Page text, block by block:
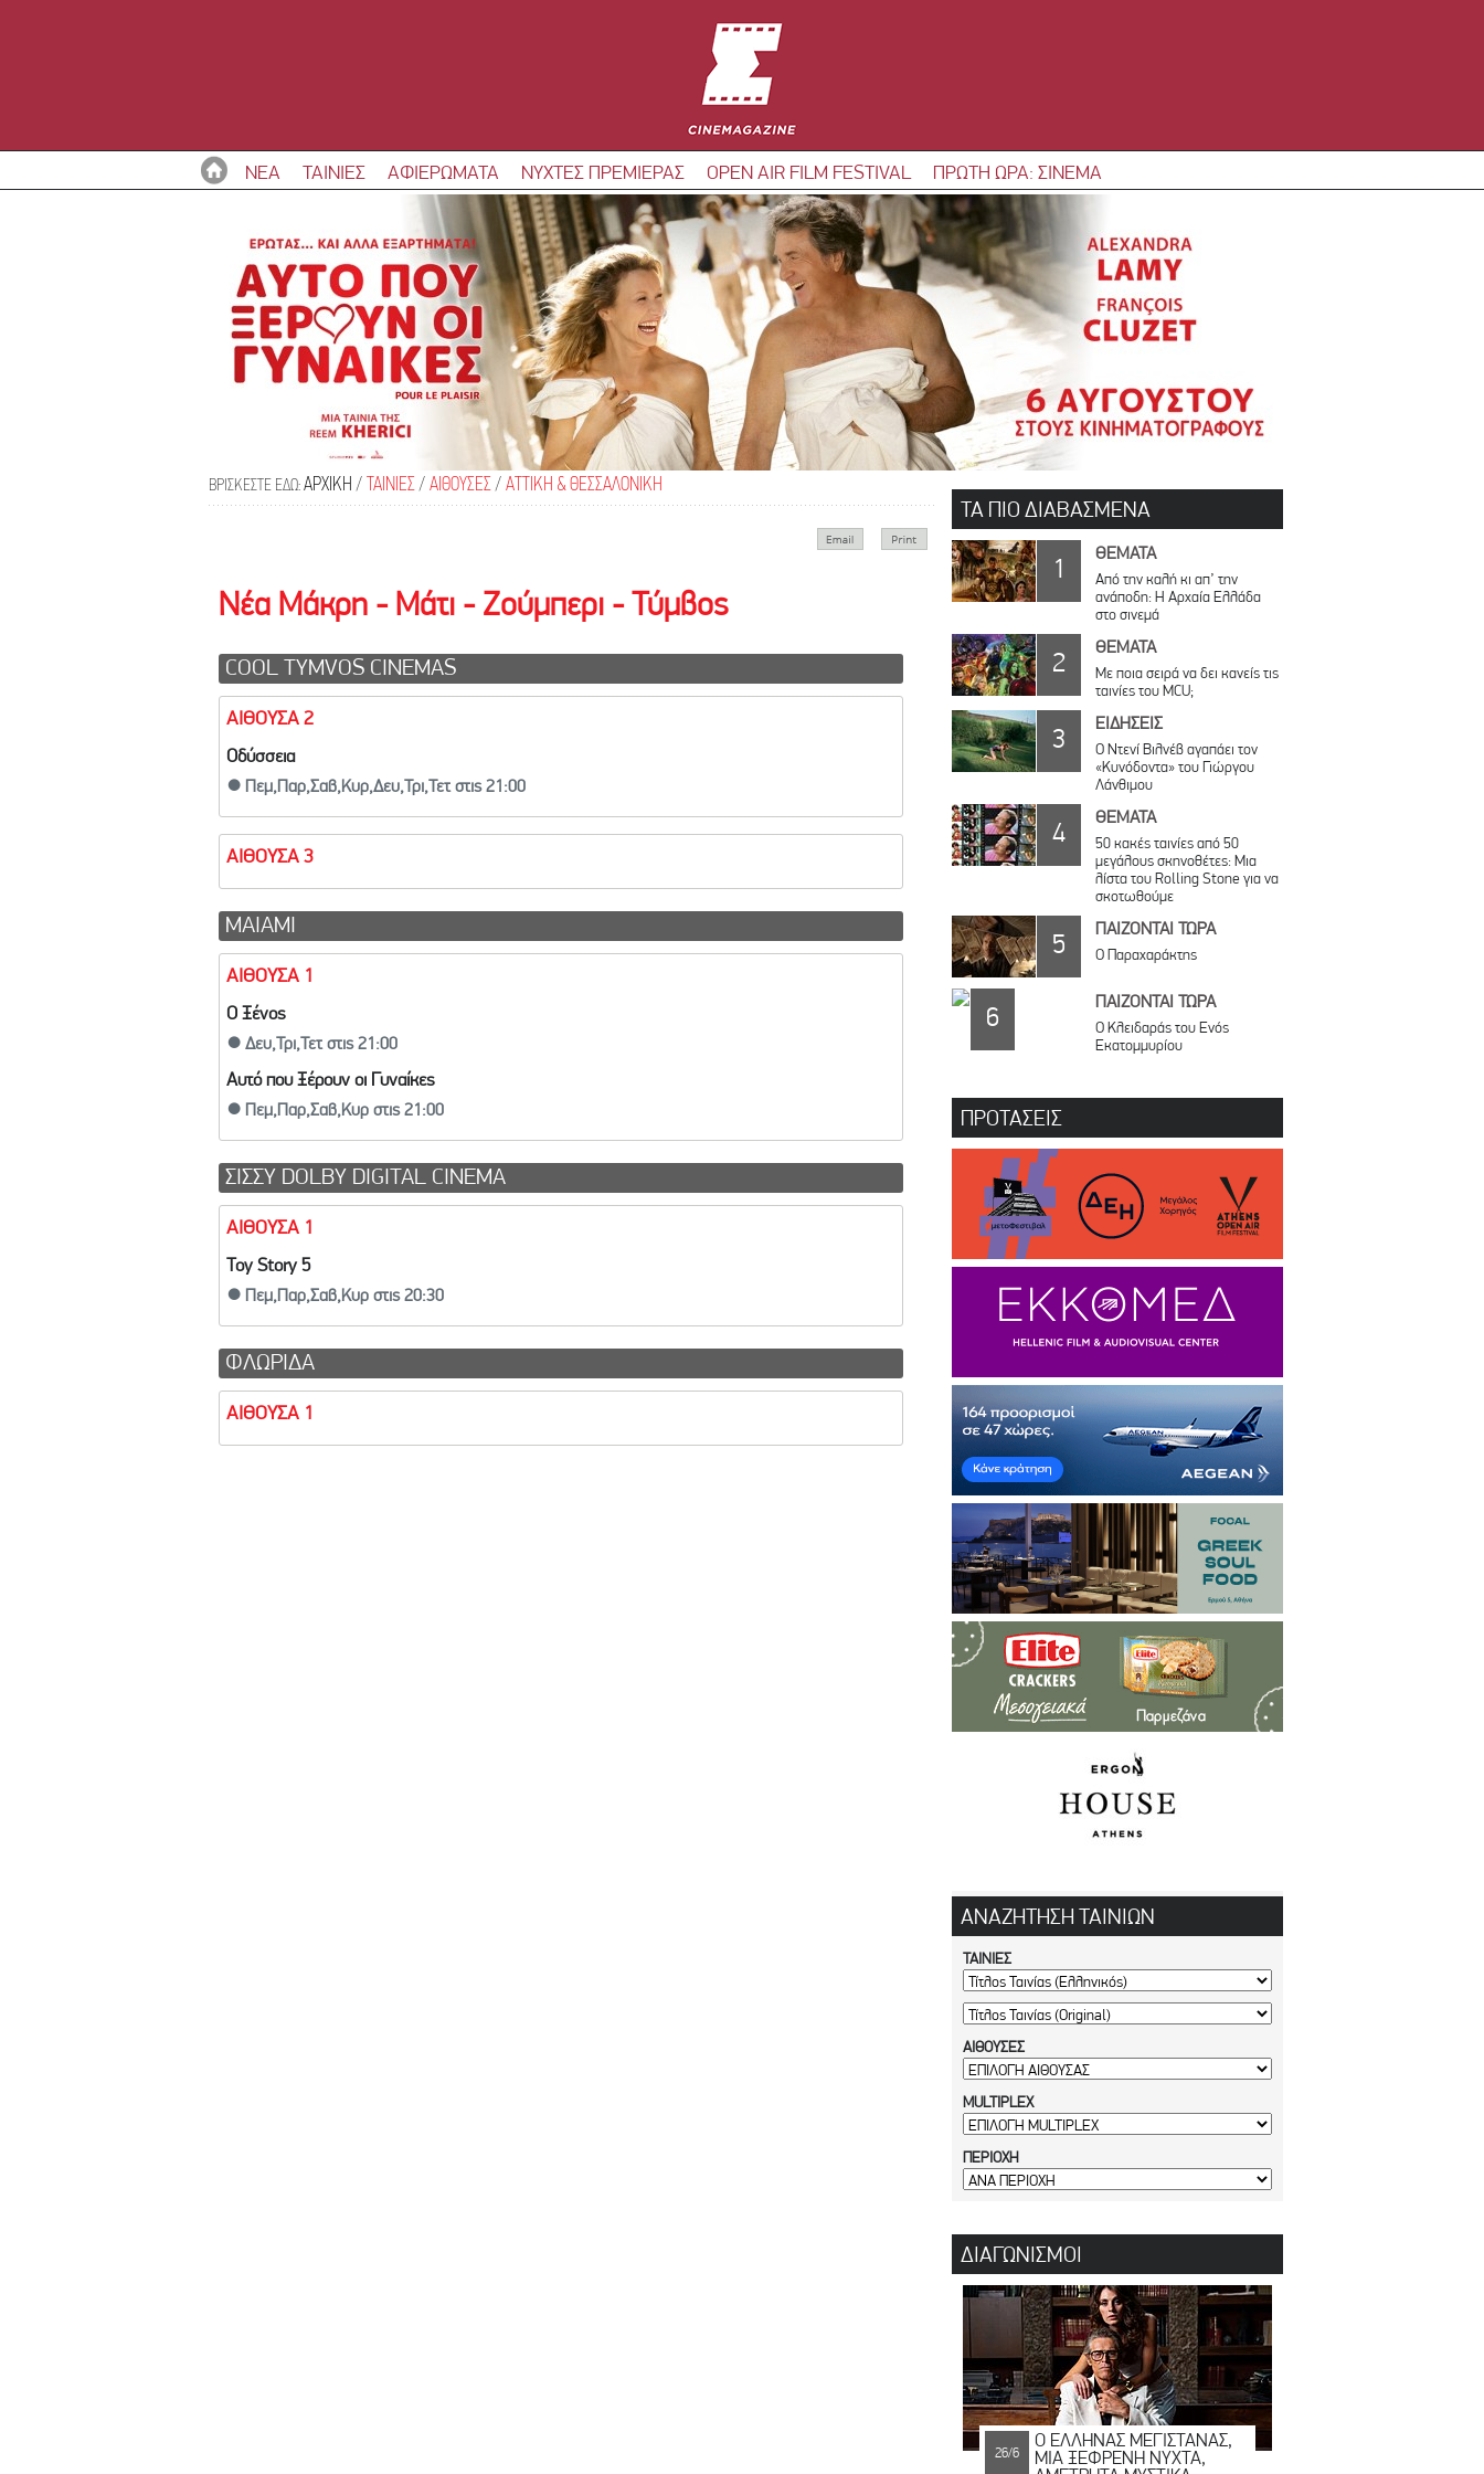
ΝΕΑ ΤΑΙΝΙΕΣ ΑΦΙΕΡΩΜΑΤΑ ΝΥΧΤΕΣ ΠΡΕΜΙΕΡΑΣ OPEN AIR FILM FESTIVAL ΠΡΩΤΗ ΩΡΑ: ΣΙΝΕΜΑ
ΒΡΙΣΚΕΣΤΕ ΕΔΩ: ΑΡΧΙΚΗ / ΤΑΙΝΙΕΣ/ ΑΙΘΟΥΣΕΣ/ ΑΤΤΙΚΗ & ΘΕΣΣΑΛΟΝΙΚΗ
Νέα Μάκρη - Μάτι - Ζούμπερι - Τύμβος
COOL TYMVOS CINEMAS
ΑΙΘΟΥΣΑ 2
Οδύσσεια
● Πεμ,Παρ,Σαβ,Κυρ,Δευ,Τρι,Τετ στις 21:00
ΑΙΘΟΥΣΑ 3
ΜΑΙΑΜΙ
ΑΙΘΟΥΣΑ 1
Ο Ξένος
● Δευ,Τρι,Τετ στις 21:00
Αυτό που Ξέρουν οι Γυναίκες
● Πεμ,Παρ,Σαβ,Κυρ στις 21:00
ΣΙΣΣΥ DOLBY DIGITAL CINEMA
ΑΙΘΟΥΣΑ 1
Toy Story 5
● Πεμ,Παρ,Σαβ,Κυρ στις 20:30
ΦΛΩΡΙΔΑ
ΑΙΘΟΥΣΑ 1
ΤΑ ΠΙΟ ΔΙΑΒΑΣΜΕΝΑ
1 ΘΕΜΑΤΑ
Από την καλή κι απ’ την
ανάποδη: Η Αρχαία Ελλάδα
στο σινεμά
2 ΘΕΜΑΤΑ
Με ποια σειρά να δει κανείς τις
ταινίες του MCU;
3 ΕΙΔΗΣΕΙΣ
Ο Ντενί Βιλνέβ αγαπάει τον
«Κυνόδοντα» του Γιώργου
Λάνθιμου
4 ΘΕΜΑΤΑ
50 κακές ταινίες από 50
μεγάλους σκηνοθέτες: Μια
λίστα του Rolling Stone για να
σκοτωθούμε
5 ΠΑΙΖΟΝΤΑΙ ΤΩΡΑ
Ο Παραχαράκτης
6 ΠΑΙΖΟΝΤΑΙ ΤΩΡΑ
Ο Κλειδαράς του Ενός
Εκατομμυρίου
ΠΡΟΤΑΣΕΙΣ
ΑΝΑΖΗΤΗΣΗ ΤΑΙΝΙΩΝ
ΤΑΙΝΙΕΣ
ΑΙΘΟΥΣΕΣ
MULTIPLEX
ΠΕΡΙΟΧΗ
ΔΙΑΓΩΝΙΣΜΟΙ
26/6
Ο ΕΛΛΗΝΑΣ ΜΕΓΙΣΤΑΝΑΣ,
ΜΙΑ ΞΕΦΡΕΝΗ ΝΥΧΤΑ,